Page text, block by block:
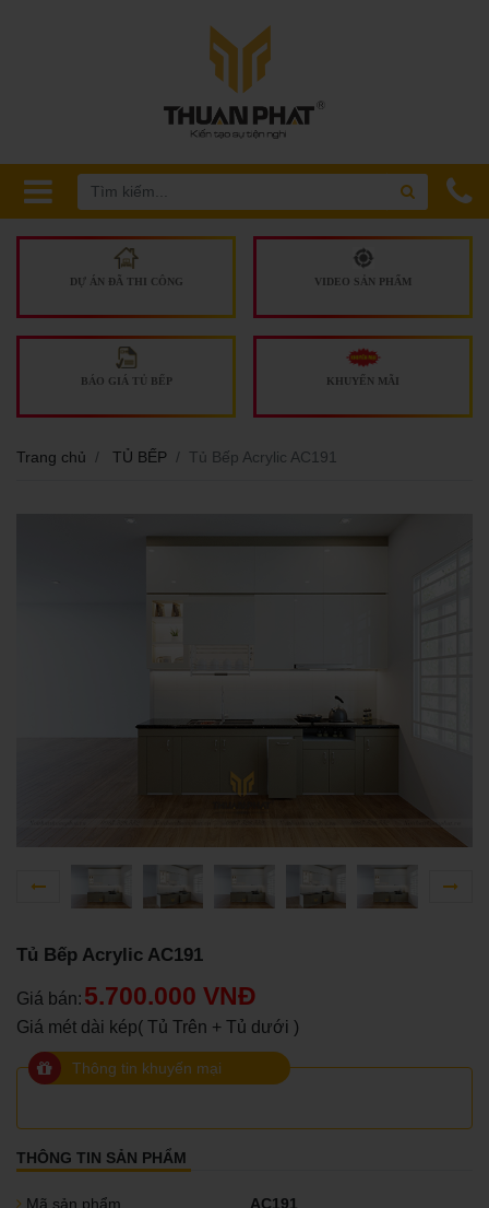
DỰ ÁN ĐÃ THI CÔNG VIDEO SẢN PHẨM
BÁO GIÁ TỦ BẾP KHUYẾN MÃI
Trang chủ TỦ BẾP Tủ Bếp Acrylic AC191
Tủ Bếp Acrylic AC191
Giá bán: 5.700.000 VNĐ
Giá mét dài kép( Tủ Trên + Tủ dưới )
Thông tin khuyến mại
THÔNG TIN SẢN PHẨM
Mã sản phẩm
AC191